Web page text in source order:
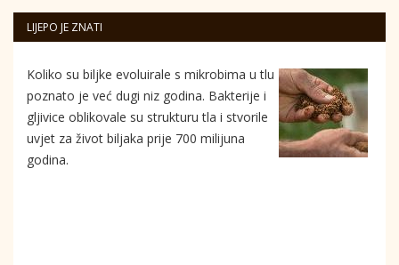
LIJEPO JE ZNATI
Koliko su biljke evoluirale s mikrobima u tlu
poznato je već dugi niz godina. Bakterije i
gljivice oblikovale su strukturu tla i stvorile
uvjet za život biljaka prije 700 milijuna
godina.